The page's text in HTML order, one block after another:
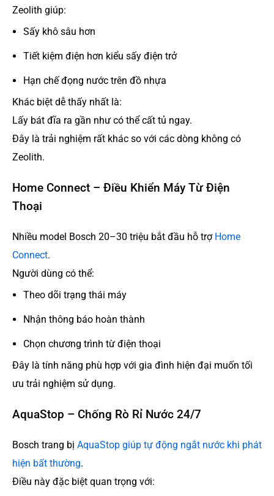
Zeolith giúp:
Sấy khô sâu hơn
Tiết kiệm điện hơn kiểu sấy điện trở
Hạn chế đọng nước trên đồ nhựa
Khác biệt dễ thấy nhất là:
Lấy bát đĩa ra gần như có thể cất tủ ngay.
Đây là trải nghiệm rất khác so với các dòng không có
Zeolith.
Home Connect – Điều Khiển Máy Từ Điện
Thoại
Nhiều model Bosch 20–30 triệu bắt đầu hỗ trợ Home
Connect.
Người dùng có thể:
Theo dõi trạng thái máy
Nhận thông báo hoàn thành
Chọn chương trình từ điện thoại
Đây là tính năng phù hợp với gia đình hiện đại muốn tối
ưu trải nghiệm sử dụng.
AquaStop – Chống Rò Rỉ Nước 24/7
Bosch trang bị AquaStop giúp tự động ngắt nước khi phát
hiện bất thường.
Điều này đặc biệt quan trọng với: